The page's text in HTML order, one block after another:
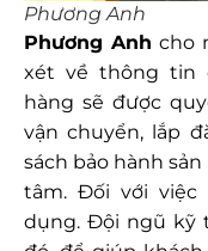
Phương Anh
Phương Anh cho
xét về thông tin
hàng sẽ được
vận chuyển, lắp
sách bảo hành
tâm. Đối với việc
dụng. Đội ngũ kỹ